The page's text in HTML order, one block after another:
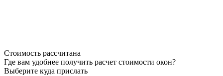
Стоимость рассчитана
Где вам удобнее получить расчет стоимости окон?
Выберите куда прислать